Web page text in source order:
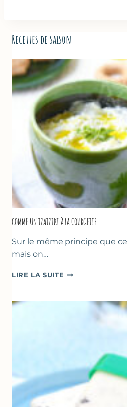
Recettes de saison
COMME UN TZATZIKI À LA COURGETTE…
Sur le même principe que
mais on…
LIRE LA SUITE COMME
À
COURGETTE…